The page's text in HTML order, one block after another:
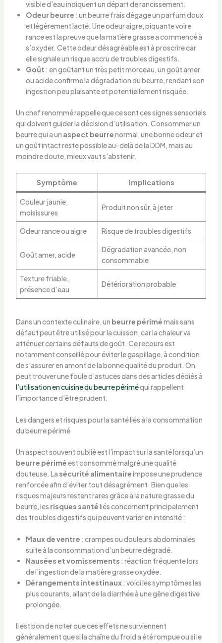
visible d’eau indiquent un départ de rancissement.
Odeur beurre : un beurre frais dégage un parfum doux
et légèrement lacté. Une odeur aigre, piquante voire
rance est la preuve que la matière grasse a commencé à
s’oxyder. Cette odeur désagréable est à proscrire car
elle signale un risque accru de troubles digestifs.
Goût : en goûtant un très petit morceau, un goût amer
ou acide confirme la dégradation du beurre, rendant son
ingestion peu plaisante et potentiellement risquée.
Un chef renommé rappelle que ce sont ces signes sensoriels
qui doivent guider la décision d’utilisation. Consommer un
beurre qui a un aspect beurrenormal, une bonne odeur et
un goût intact reste possible au-delà de la DDM, mais au
moindre doute, mieux vaut s’abstenir.
Symptôme Implications
Couleur jaunie,
moisissures
Produit non sûr, à jeter
Odeur rance ou aigre Risque de troubles digestifs
Goût amer, acide
Dégradation avancée, non
consommable
Texture friable,
présence d’eau
Détérioration probable
Dans un contexte culinaire, un beurre périmémais sans
défaut peut être utilisé pour la cuisson, car la chaleur va
atténuer certains défauts de goût. Ce recours est
notamment conseillé pour éviter le gaspillage, à condition
de s’assurer en amont de la bonne qualité du produit. On
peut trouver une foule d’astuces dans des articles dédiés à
l’utilisation en cuisine du beurre périméqui rappellent
l’importance d’être prudent.
Les dangers et risques pour la santé liés à la consommation
du beurre périmé
Un aspect souvent oublié est l’impact sur la santé lorsqu’un
beurre périméest consommé malgré une qualité
douteuse. La sécurité alimentaireimpose une prudence
renforcée afin d’éviter tout désagrément. Bien que les
risques majeurs restent rares grâce à la nature grasse du
beurre, les risques santéliés concernent principalement
des troubles digestifs qui peuvent varier en intensité :
Maux de ventre : crampes ou douleurs abdominales
suite à la consommation d’un beurre dégradé.
Nausées et vomissements : réaction fréquente lors
de l’ingestion de la matière grasse oxydée.
Dérangements intestinaux: voici les symptômes les
plus courants, allant de la diarrhée à une gêne digestive
prolongée.
Il est bon de noter que ces effets ne surviennent
généralement que si la chaîne du froid a été rompue ou si le